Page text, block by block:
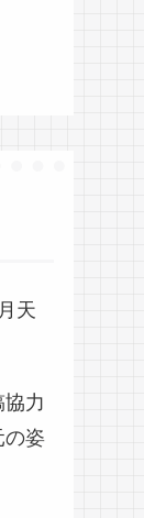
天
力
の姿